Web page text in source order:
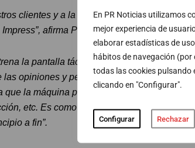
En PR Noticias utilizamos
mejor experiencia de
elaborar estadísticas de
hábitos de navegación
todas las cookies pulsando
clicando en "Configurar".
Configurar Rechazar
clientes y a la comunidad de cafés
afirma Psarologos.
la pantalla táctil Barista Guidance, una
las opiniones y peticiones de los clientes.
la máquina proporciona información en
etc. Es como tener a un barista
a fin”.